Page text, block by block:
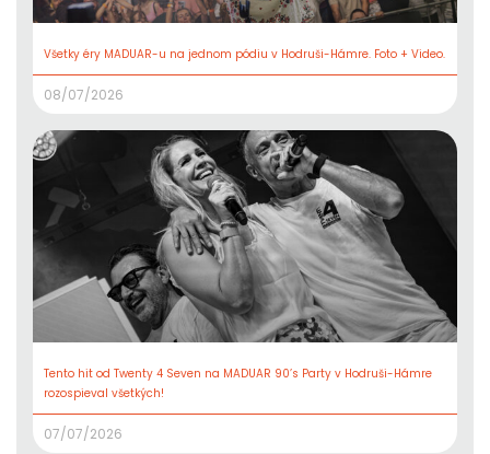
Všetky éry MADUAR-u na jednom pódiu v Hodruši-Hámre. Foto + Video.
08/07/2026
Tento hit od Twenty 4 Seven na MADUAR 90’s Party v Hodruši-Hámre
rozospieval všetkých!
07/07/2026